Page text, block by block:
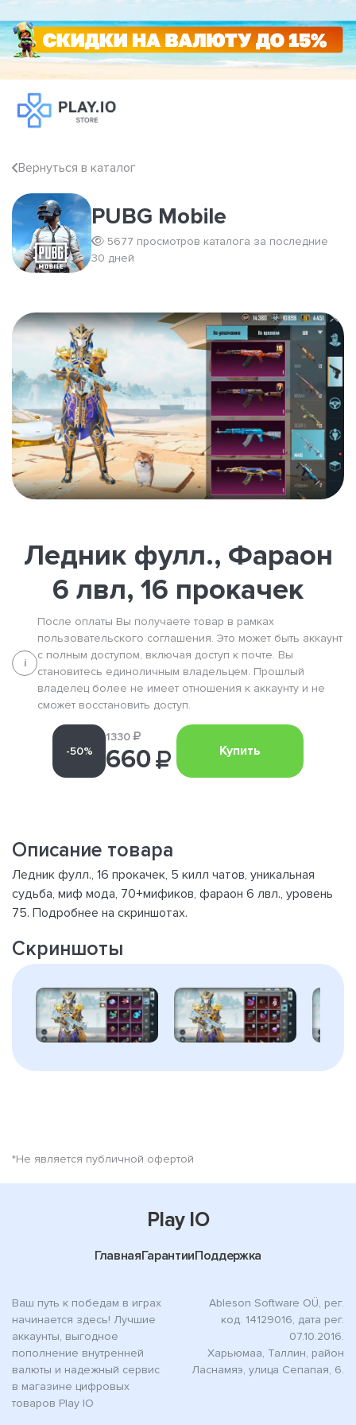
Вернуться в каталог
PUBG Mobile
5677 просмотров каталога за последние
30 дней
Ледник фулл., Фараон
6 лвл, 16 прокачек
i
После оплаты Вы получаете товар в рамках
пользовательского соглашения. Это может быть аккаунт
с полным доступом, включая доступ к почте. Вы
становитесь единоличным владельцем. Прошлый
владелец более не имеет отношения к аккаунту и не
сможет восстановить доступ.
-50%
1330
660 Купить
Описание товара
Ледник фулл., 16 прокачек, 5 килл чатов, уникальная
судьба, миф мода, 70+мификов, фараон 6 лвл., уровень
75. Подробнее на скриншотах.
Скриншоты
*Не является публичной офертой
Play IO
ГлавнаяГарантииПоддержка
Ваш путь к победам в играх
начинается здесь! Лучшие
аккаунты, выгодное
пополнение внутренней
валюты и надежный сервис
в магазине цифровых
товаров Play IO
Ableson Software OÜ, рег.
код. 14129016, дата рег.
07.10.2016.
Харьюмаа, Таллин, район
Ласнамяэ, улица Сепапая, 6.